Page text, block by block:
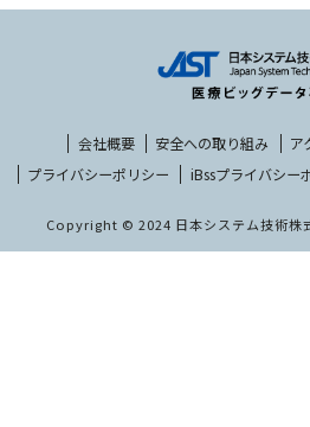
会社概要 安全への取り組み ア
プライバシーポリシー
iBssプライバシー
Copyright © 2024 日本システム技術株